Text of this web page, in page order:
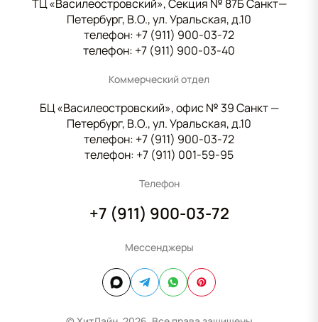
ТЦ «Василеостровский», Секция № 87Б Санкт—
Петербург, В.О., ул. Уральская, д.10
телефон: +7 (911) 900-03-72
телефон: +7 (911) 900-03-40
Коммерческий отдел
БЦ «Василеостровский», офис № 39 Санкт —
Петербург, В.О., ул. Уральская, д.10
телефон: +7 (911) 900-03-72
телефон: +7 (911) 001-59-95
Телефон
+7 (911) 900-03-72
Мессенджеры